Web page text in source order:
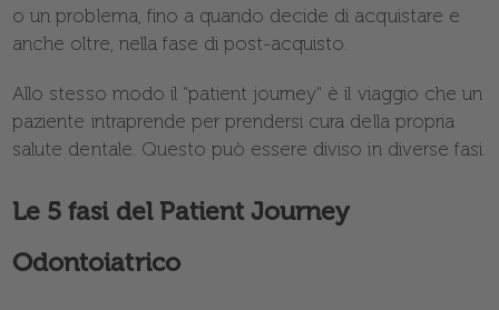
o un problema, fino a quando decide di acquistare e
anche oltre, nella fase di post-acquisto.
Allo stesso modo il "patient journey" è il viaggio che un
paziente intraprende per prendersi cura della propria
salute dentale. Questo può essere diviso in diverse fasi.
Le 5 fasi del Patient Journey
Odontoiatrico